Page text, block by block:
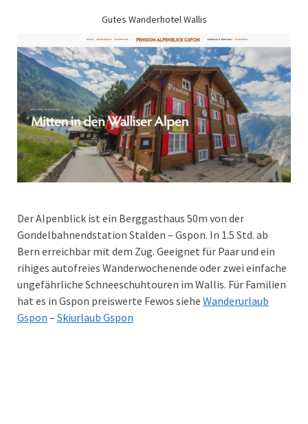
Gutes Wanderhotel Wallis
Der Alpenblick ist ein Berggasthaus 50m von der
Gondelbahnendstation Stalden – Gspon. In 1.5 Std. ab
Bern erreichbar mit dem Zug. Geeignet für Paar und ein
rihiges autofreies Wanderwochenende oder zwei einfache
ungefährliche Schneeschuhtouren im Wallis. Für Familien
hat es in Gspon preiswerte Fewos siehe Wanderurlaub
Gspon – Skiurlaub Gspon